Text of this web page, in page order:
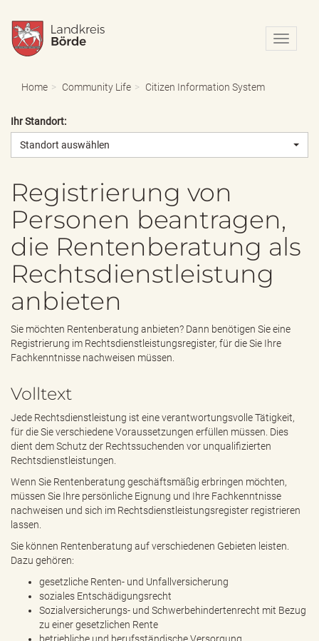
N
a
o
-
a
e
n
Home Community Life Citizen Information System
Ihr Standort:
Standort auswählen
Registrierung von
Personen beantragen,
die Rentenberatung als
Rechtsdienstleistung
anbieten
Sie möchten Rentenberatung anbieten? Dann benötigen Sie eine
Registrierung im Rechtsdienstleistungsregister, für die Sie Ihre
Fachkenntnisse nachweisen müssen.
Volltext
Jede Rechtsdienstleistung ist eine verantwortungsvolle Tätigkeit,
für die Sie verschiedene Voraussetzungen erfüllen müssen. Dies
dient dem Schutz der Rechtssuchenden vor unqualifizierten
Rechtsdienstleistungen.
Wenn Sie Rentenberatung geschäftsmäßig erbringen möchten,
müssen Sie Ihre persönliche Eignung und Ihre Fachkenntnisse
nachweisen und sich im Rechtsdienstleistungsregister registrieren
lassen.
Sie können Rentenberatung auf verschiedenen Gebieten leisten.
Dazu gehören:
gesetzliche Renten- und Unfallversicherung
soziales Entschädigungsrecht
Sozialversicherungs- und Schwerbehindertenrecht mit Bezug
zu einer gesetzlichen Rente